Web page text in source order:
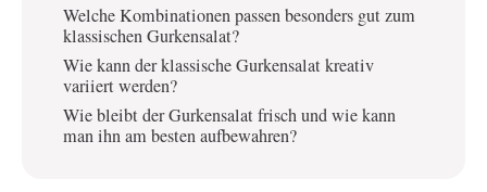
Welche Kombinationen passen besonders gut zum
klassischen Gurkensalat?
Wie kann der klassische Gurkensalat kreativ
variiert werden?
Wie bleibt der Gurkensalat frisch und wie kann
man ihn am besten aufbewahren?